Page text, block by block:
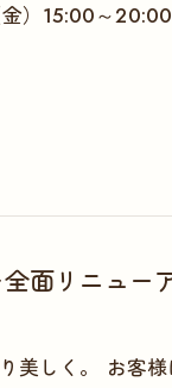
）15:00～
面リニュー
美しく。 お客